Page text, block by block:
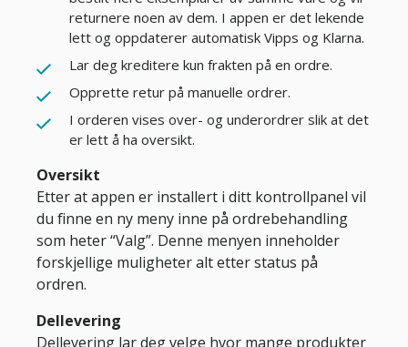
returnere noen av dem. I appen er det lekende
lett og oppdaterer automatisk Vipps og Klarna.
Lar deg kreditere kun frakten på en ordre.
Opprette retur på manuelle ordrer.
I orderen vises over- og underordrer slik at det
er lett å ha oversikt.
Oversikt
Etter at appen er installert i ditt kontrollpanel vil
du finne en ny meny inne på ordrebehandling
som heter “Valg”. Denne menyen inneholder
forskjellige muligheter alt etter status på
ordren.
Dellevering
Dellevering lar deg velge hvor mange produkter